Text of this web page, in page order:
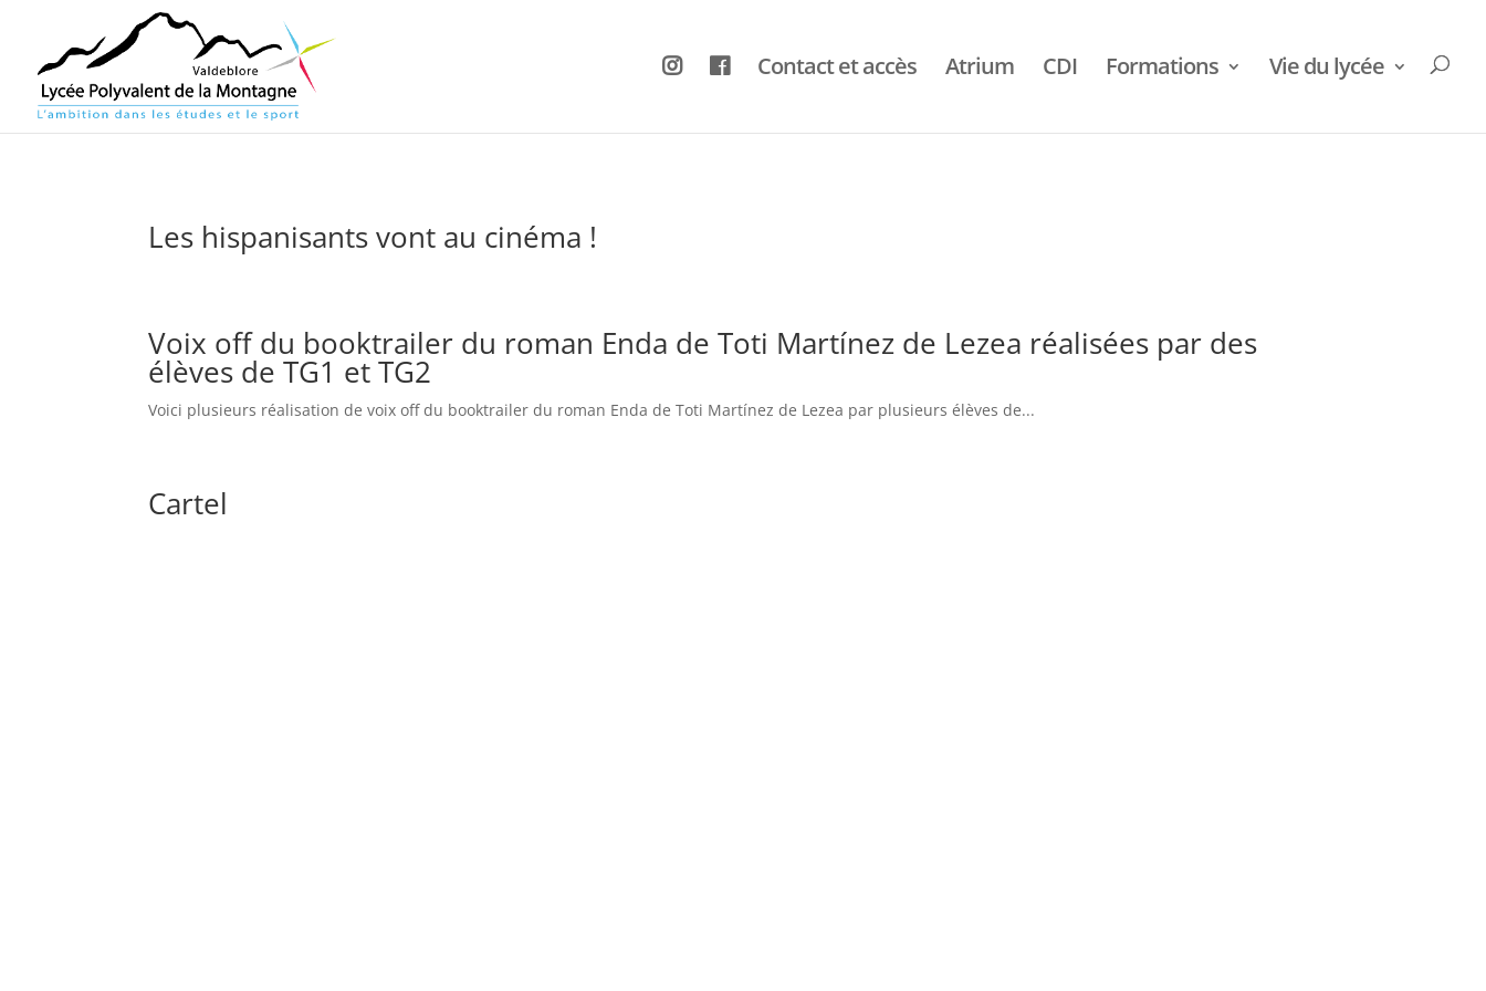
Contact et accès Atrium CDI Formations Vie du lycée
Les hispanisants vont au cinéma !
Voix off du booktrailer du roman Enda de Toti Martínez de Lezea réalisées par des
élèves de TG1 et TG2
Voici plusieurs réalisation de voix off du booktrailer du roman Enda de Toti Martínez de Lezea par plusieurs élèves de...
Cartel